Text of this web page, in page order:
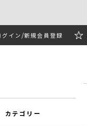
グイン 新規会員登録
カテゴリー